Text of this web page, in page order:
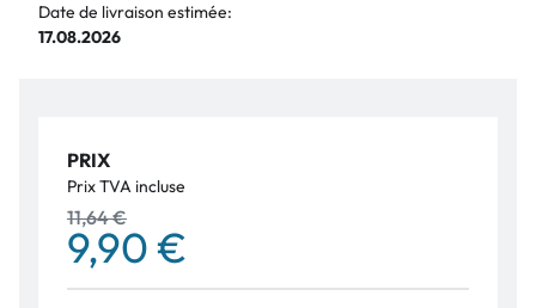
Date de livraison estimée:
17.08.2026
PRIX
Prix TVA incluse
11,64 €
9,90 €